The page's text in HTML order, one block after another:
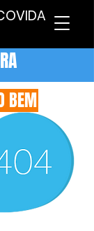
BEM